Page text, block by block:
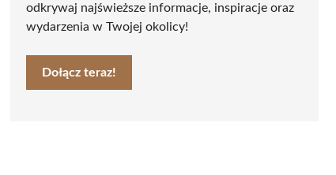
odkrywaj najświeższe informacje, inspiracje oraz
wydarzenia w Twojej okolicy!
Dołącz teraz!